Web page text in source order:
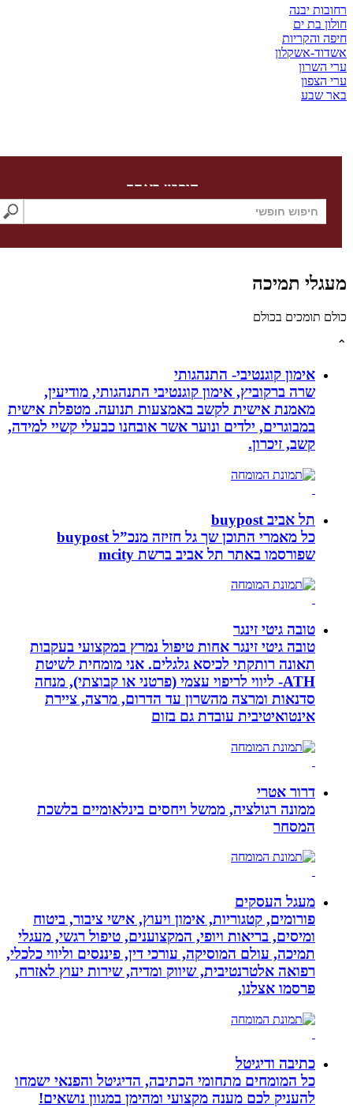
יבנה
בת ים
אשקלון
חיפוש באתר
תמיכה
בכולם
אימון קוגנטיבי- התנהגותי
שרה ברקוביץ, אימון קוגנטיבי התנהגותי, מודיעין,
מאמנת אישית לקשב באמצעות תנועה. מטפלת אישית
במבוגרים, ילדים ונוער אשר אובחנו כבעלי קשיי למידה,
קשב, זיכרון.
תל אביב buypost
כל מאמרי התוכן שך גל חזיזה מנכ”ל buypost
שפורסמו באתר תל אביב ברשת mcity
טובה גיטי זינגר
טובה גיטי זינגר אחות טיפול נמרץ במקצועי בעקבות
תאונה רותקתי לכיסא גלגלים. אני מומחית לשיטת
ATH- ליווי לריפוי עצמי (פרטני או קבוצתי), מנחה
סדנאות ומרצה מהשרון עד הדרום, מרצה, ציירת
אינטואיטיבית עובדת גם בזום
דרור אטרי
ממונה רגולציה, ממשל ויחסים בינלאומיים בלשכת
המסחר
מעגל העסקים
פורומים, קטגוריות, אימון ויעוץ, אישי ציבור, ביטוח
ומיסים, בריאות ויופי, המקצוענים, טיפול רגשי, מעגלי
תמיכה, עולם המוסיקה, עורכי דין, פיננסים וליווי כלכלי,
רפואה אלטרנטיבית, שיווק ומדיה, שירות יעוץ לאזרח,
פרסמו אצלנו,
כתיבה ודיגיטל
כל המומחים מתחומי הכתיבה, הדיגיטל והפנאי ישמחו
להעניק לכם מענה מקצועי ומהימן במגוון נושאים!